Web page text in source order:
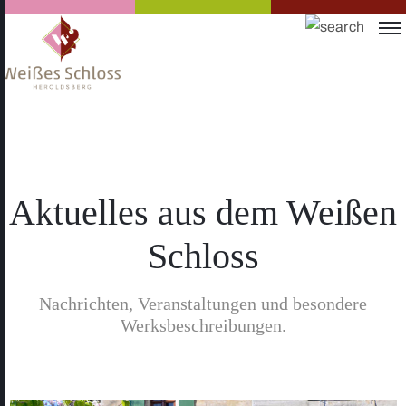
Aktuelles aus dem Weißen
Schloss
Nachrichten, Veranstaltungen und besondere
Werksbeschreibungen.